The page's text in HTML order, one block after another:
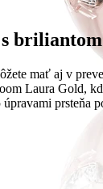
briliantom
mať aj v
Laura Gold,
prsteňa